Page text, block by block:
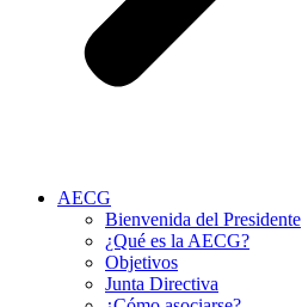
AECG
Bienvenida del Presidente
¿Qué es la AECG?
Objetivos
Junta Directiva